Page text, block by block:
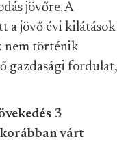
jövőre. A
a jövő évi kilátások
nem történik
gazdasági fordulat,
3
korábban várt